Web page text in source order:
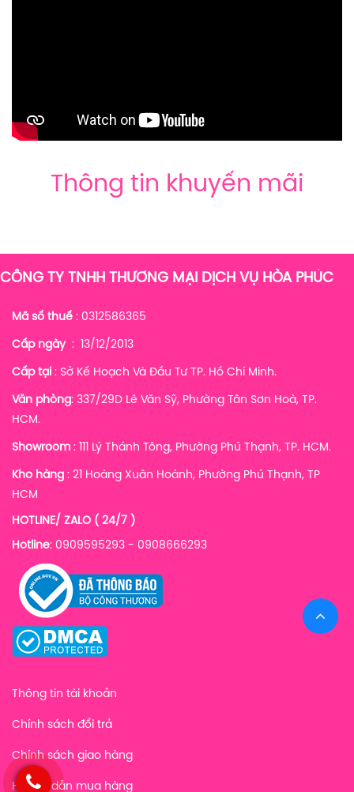
Thông tin khuyến mãi
CÔNG TY TNHH THƯƠNG MẠI DỊCH VỤ HÒA PHÚC
Mã số thuế : 0312586365
Cấp ngày: 13/12/2013
Cấp tại : Sở Kế Hoạch Và Đầu Tư TP. Hồ Chí Minh.
Văn phòng: 337/29D Lê Văn Sỹ, Phường Tân Sơn Hoà, TP.
HCM.
Showroom : 111 Lý Thánh Tông, Phường Phú Thạnh, TP. HCM.
Kho hàng : 21 Hoàng Xuân Hoành, Phường Phú Thạnh, TP
HCM
HOTLINE/ ZALO ( 24/7 )
Hotline: 0909595293 - 0908666293
Thông tin tài khoản
Chính sách đổi trả
Chính sách giao hàng
Hướng dẫn mua hàng